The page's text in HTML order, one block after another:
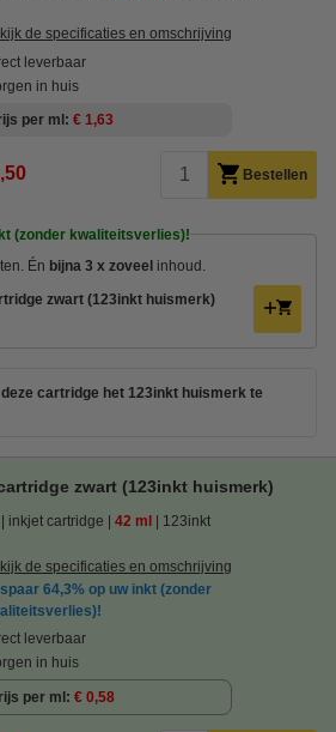
de specificaties en omschrijving
leverbaar
in huis
per ml
€ 1,63
Bestellen
(zonder kwaliteitsverlies)!
Én bijna 3 x zoveel inhoud.
zwart (123inkt huismerk)
cartridge het 123inkt huismerk te
zwart (123inkt huismerk)
inkjet cartridge 42 ml 123inkt
de specificaties en omschrijving
64,3% op uw inkt (zonder
leverbaar
in huis
per ml € 0,58